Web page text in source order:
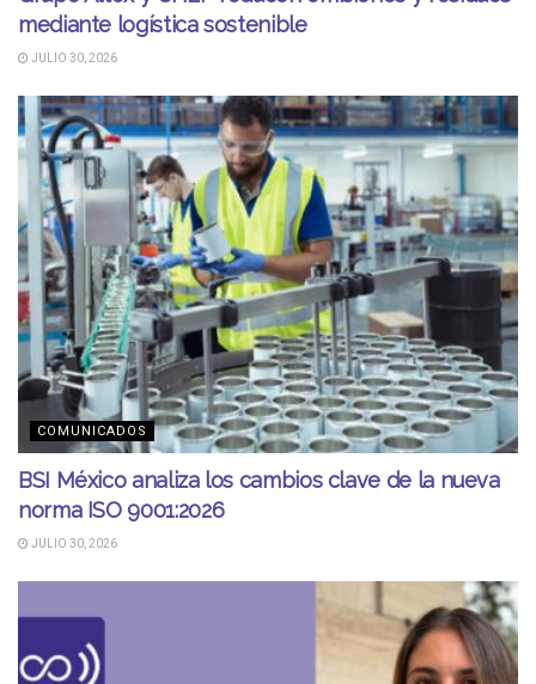
mediante logística sostenible
JULIO 30, 2026
COMUNICADOS
BSI México analiza los cambios clave de la nueva
norma ISO 9001:2026
JULIO 30, 2026